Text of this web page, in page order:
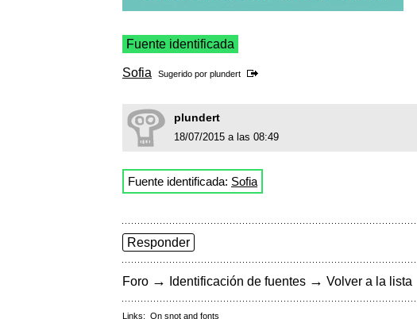
Fuente identificada
Sofia Sugerido por plundert
plundert
18/07/2015 a las 08:49
Fuente identificada: Sofia
Responder
Foro → Identificación de fuentes → Volver a la lista
Links: On snot and fonts